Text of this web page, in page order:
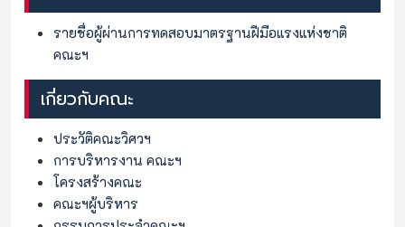
รายชื่อผู้ผ่านการทดสอบมาตรฐานฝีมือแรงแห่งชาติ
คณะฯ
เกี่ยวกับคณะ
ประวัติคณะวิศวฯ
การบริหารงาน คณะฯ
โครงสร้างคณะ
คณะฯผู้บริหาร